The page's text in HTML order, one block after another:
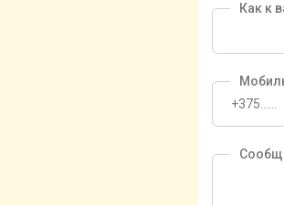
Как к